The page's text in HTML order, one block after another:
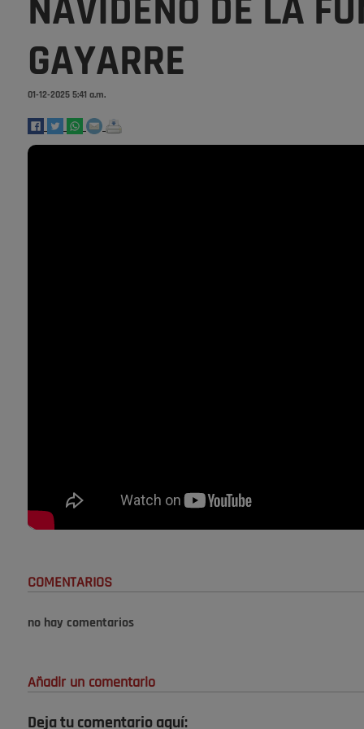
NAVIDEÑO DE LA
GAYARRE
01-12-2025 5:41 a.m.
COMENTARIOS
no hay comentarios
Añadir un comentario
Deja tu comentario aquí: